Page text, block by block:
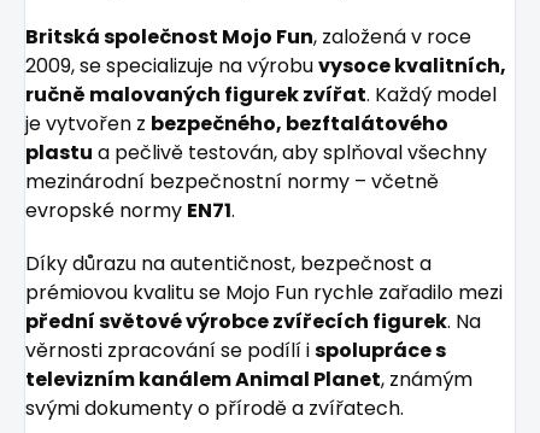
Britská společnost Mojo Fun, založená v roce
2009, se specializuje na výrobuvysoce kvalitních,
ručně malovaných figurek zvířat. Každý model
je vytvořen z bezpečného, bezftalátového
plastu a pečlivě testován, aby splňoval všechny
mezinárodní bezpečnostní normy – včetně
evropské normy EN71.
Díky důrazu na autentičnost, bezpečnost a
prémiovou kvalitu se Mojo Fun rychle zařadilo mezi
přední světové výrobce zvířecích figurek. Na
věrnosti zpracování se podílí ispolupráce s
televizním kanálem Animal Planet, známým
svými dokumenty o přírodě a zvířatech.